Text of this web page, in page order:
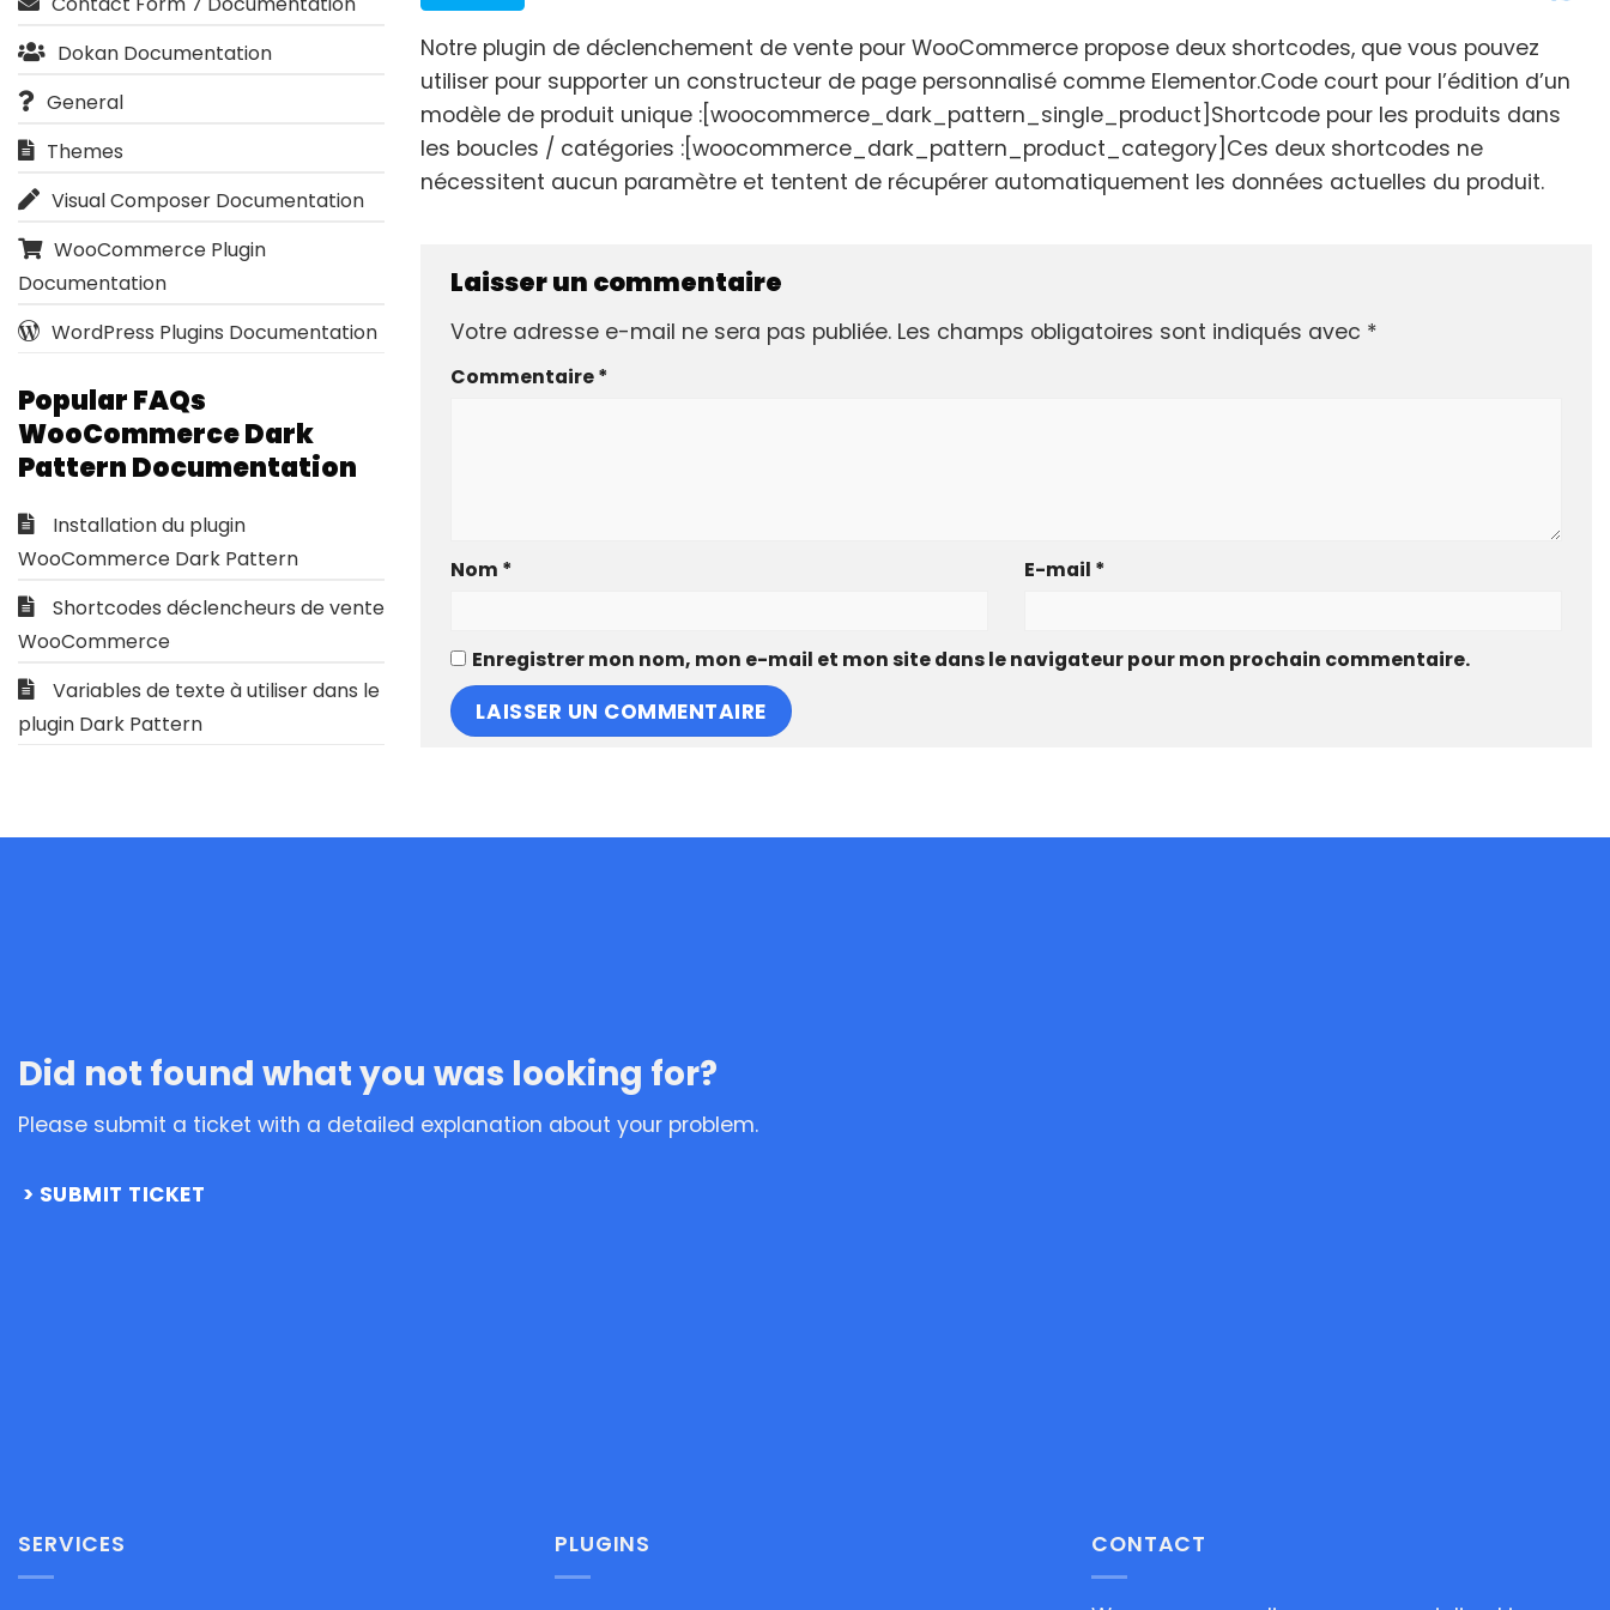
Notre plugin de déclenchement de vente pour WooCommerce propose deux shortcodes, que vous pouvez
utiliser pour supporter un constructeur de page personnalisé comme Elementor.Code court pour l’édition d’un
modèle de produit unique :[woocommerce_dark_pattern_single_product]Shortcode pour les produits dans
les boucles / catégories :[woocommerce_dark_pattern_product_category]Ces deux shortcodes ne
nécessitent aucun paramètre et tentent de récupérer automatiquement les données actuelles du produit.
Laisser un commentaire
Votre adresse e-mail ne sera pas publiée. Les champs obligatoires sont indiqués avec *
Commentaire*
Nom * E-mail *
Enregistrer mon nom, mon e-mail et mon site dans le navigateur pour mon prochain commentaire.
Dokan Documentation
General
Themes
Visual Composer Documentation
WooCommerce Plugin
Documentation
WordPress Plugins Documentation
Popular FAQs
WooCommerce Dark
Pattern Documentation
Installation du plugin
WooCommerce Dark Pattern
Shortcodes déclencheurs de vente
WooCommerce
Variables de texte à utiliser dans le
plugin Dark Pattern
Did not found what you was looking for?
Please submit a ticket with a detailed explanation about your problem.
SUBMIT TICKET
SERVICES PLUGINS CONTACT